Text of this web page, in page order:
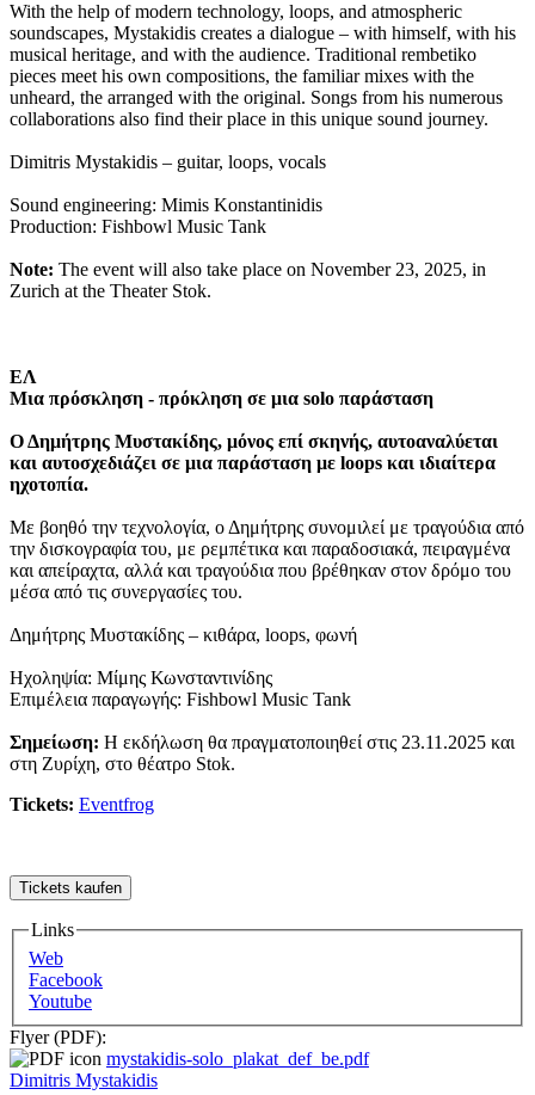
With the help of modern technology, loops, and atmospheric
soundscapes, Mystakidis creates a dialogue – with himself, with his
musical heritage, and with the audience. Traditional rembetiko
pieces meet his own compositions, the familiar mixes with the
unheard, the arranged with the original. Songs from his numerous
collaborations also find their place in this unique sound journey.
Dimitris Mystakidis – guitar, loops, vocals
Sound engineering: Mimis Konstantinidis
Production: Fishbowl Music Tank
Note: The event will also take place on November 23, 2025, in
Zurich at the Theater Stok.
ΕΛ
Μια πρόσκληση - πρόκληση σε μια solo παράσταση
Ο Δημήτρης Μυστακίδης, μόνος επί σκηνής, αυτοαναλύεται
και αυτοσχεδιάζει σε μια παράσταση με loops και ιδιαίτερα
ηχοτοπία.
Με βοηθό την τεχνολογία, ο Δημήτρης συνομιλεί με τραγούδια από
την δισκογραφία του, με ρεμπέτικα και παραδοσιακά, πειραγμένα
και απείραχτα, αλλά και τραγούδια που βρέθηκαν στον δρόμο του
μέσα από τις συνεργασίες του.
Δημήτρης Μυστακίδης – κιθάρα, loops, φωνή
Ηχοληψία: Μίμης Κωνσταντινίδης
Επιμέλεια παραγωγής: Fishbowl Music Tank
Σημείωση: Η εκδήλωση θα πραγματοποιηθεί στις 23.11.2025 και
στη Ζυρίχη, στο θέατρο Stok.
Tickets: Eventfrog
Links
Web
Facebook
Youtube
Flyer (PDF):
mystakidis-solo_plakat_def_be.pdf
Dimitris Mystakidis